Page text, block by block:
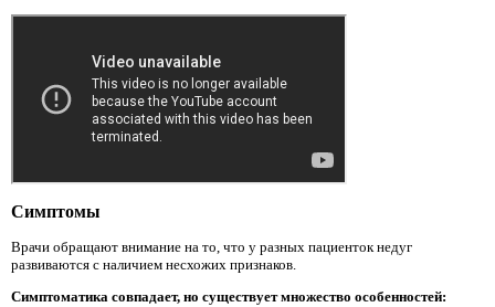
Симптомы
Врачи обращают внимание на то, что у разных пациенток недуг
развиваются с наличием несхожих признаков.
Симптоматика совпадает, но существует множество особенностей: